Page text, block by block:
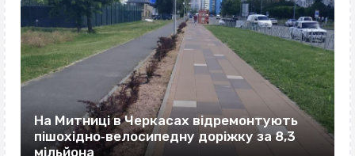
На Митниці в Черкасах відремонтують
пішохідно‐велосипедну доріжку за 8,3
мільйона